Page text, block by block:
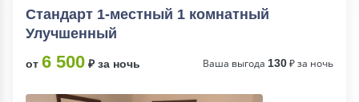
Стандарт 1-местный 1 комнатный
Улучшенный
от 6 500 ₽ за ночь Ваша выгода 130₽ за ночь